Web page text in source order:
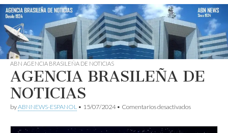
ABN AGENCIA BRASILEÑA DE NOTICIAS
AGENCIA BRASILEÑA DE
NOTICIAS
byABNNEWS-ESPANOL • 15/07/2024• Comentarios desactivadosen